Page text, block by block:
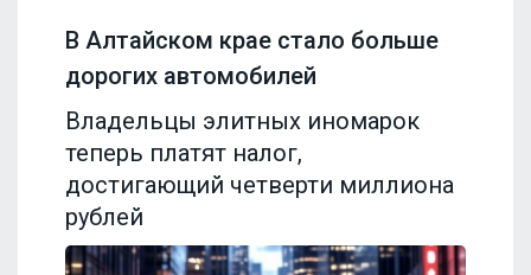
В Алтайском крае стало больше
дорогих автомобилей
Владельцы элитных иномарок
теперь платят налог,
достигающий четверти миллиона
рублей